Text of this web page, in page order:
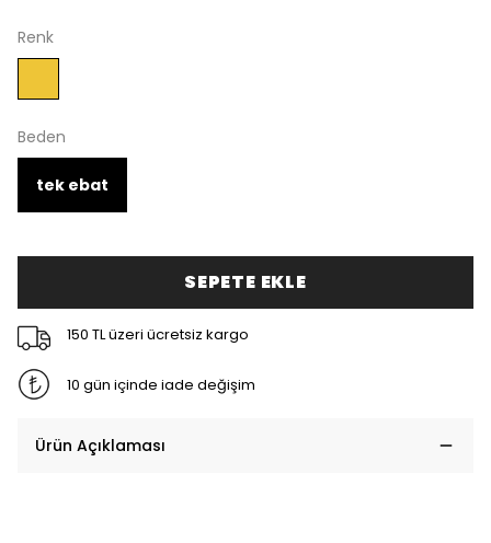
Renk
Beden
tek ebat
SEPETE EKLE
150 TL üzeri ücretsiz kargo
10 gün içinde iade değişim
Ürün Açıklaması